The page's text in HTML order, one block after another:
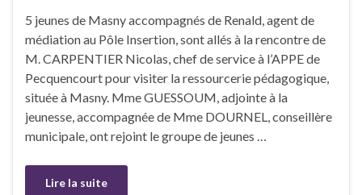
5 jeunes de Masny accompagnés de Renald, agent de
médiation au Pôle Insertion, sont allés à la rencontre de
M. CARPENTIER Nicolas, chef de service à l’APPE de
Pecquencourt pour visiter la ressourcerie pédagogique,
située à Masny. Mme GUESSOUM, adjointe à la
jeunesse, accompagnée de Mme DOURNEL, conseillère
municipale, ont rejoint le groupe de jeunes …
Lire la suite